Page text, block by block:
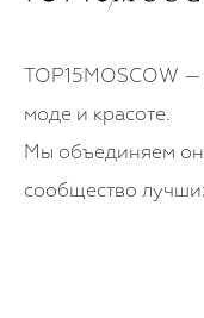
TOP15MOSCOW
моде и красоте.
Мы объединяем
сообщество